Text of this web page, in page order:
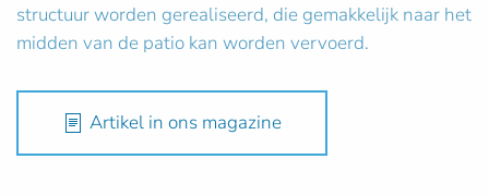
structuur worden gerealiseerd, die gemakkelijk naar het
midden van de patio kan worden vervoerd.
Artikel in ons magazine